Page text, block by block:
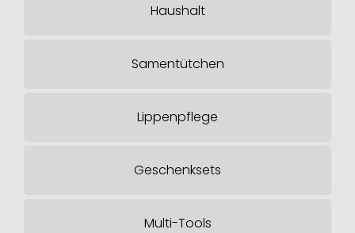
Haushalt
Samentütchen
Lippenpflege
Geschenksets
Multi-Tools